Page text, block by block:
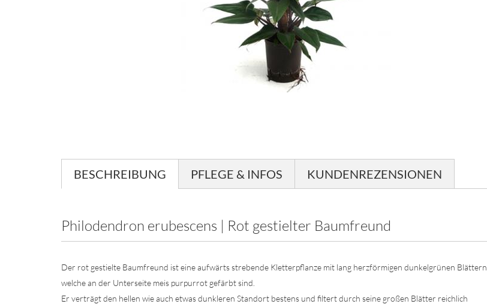
BESCHREIBUNG PFLEGE & INFOS KUNDENREZENSIONEN
Philodendron erubescens | Rot gestielter Baumfreund
Der rot gestielte Baumfreund ist eine aufwärts strebende Kletterpflanze mit lang herzförmigen dunkelgrünen Blättern
welche an der Unterseite meis purpurrot gefärbt sind.
Er verträgt den hellen wie auch etwas dunkleren Standort bestens und filtert durch seine großen Blätter reichlich